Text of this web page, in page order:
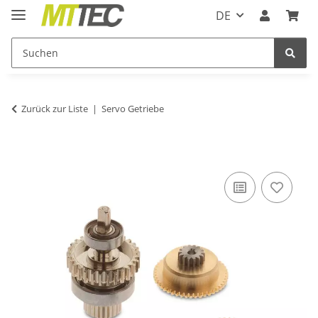
DE
Zurück zur Liste Servo Getriebe